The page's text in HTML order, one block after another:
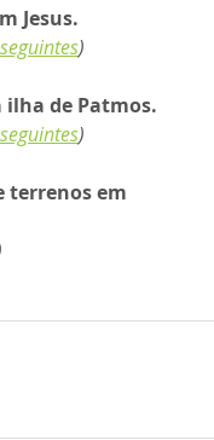
Jesus.
)
ilha de Patmos.
)
terrenos em